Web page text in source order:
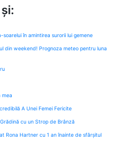
în amintirea surorii lui gemene
din weekend! Prognoza meteo pentru luna
mea
A Unei Femei Fericite
cu un Strop de Brânză
Rona Hartner cu 1 an înainte de sfârșitul